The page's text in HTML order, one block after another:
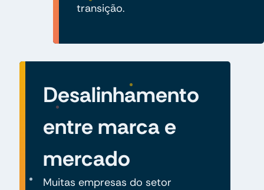
transição.
Desalinhamento
entre marca e
mercado
Muitas empresas do setor